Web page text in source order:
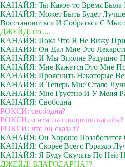
КАНАЙЯ: Ты Какое-то Время Была
КАНАЙЯ: Может Быть Будет
Восстановиться И Собраться С
ДЖЕЙД: но.....
КАНАЙЯ: Пока Что Я Не Вижу
КАНАЙЯ: Он Дал Мне Это
КАНАЙЯ: И Мы Вполне Радушно
КАНАЙЯ: Мне Кажется Это Мне
КАНАЙЯ: Прояснить Некоторые
КАНАЙЯ: И Теперь Мне Стало
КАНАЙЯ: Мне Грустно И У Меня
КАНАЙЯ: Свободна
РОКСИ: свободна?
РОКСИ: о чём ты говоришь канайя?
РОКСИ: что он сказал?
КАНАЙЯ: Он Хорошо Позаботится
КАНАЙЯ: Скорее Всего Гораздо
КАНАЙЯ: Я Буду Скучать По Ней
ДЖЕЙД: БЛАГОДАРНА??